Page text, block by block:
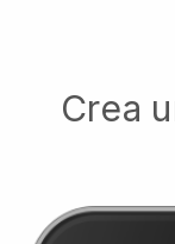
Crea